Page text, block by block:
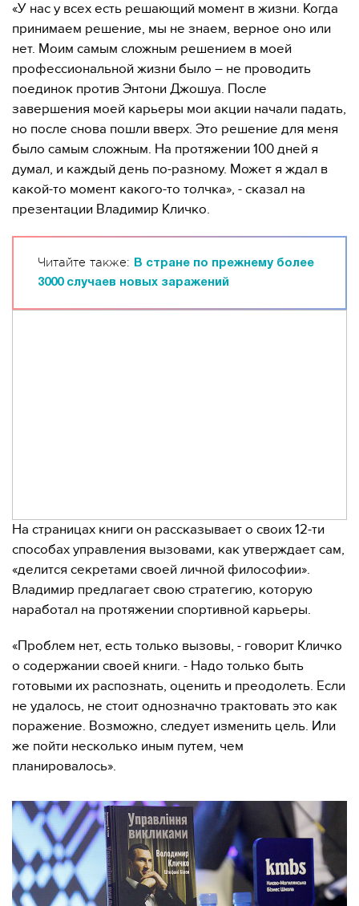
«У нас у всех есть решающий момент в жизни. Когда
принимаем решение, мы не знаем, верное оно или
нет. Моим самым сложным решением в моей
профессиональной жизни было – не проводить
поединок против Энтони Джошуа. После
завершения моей карьеры мои акции начали падать,
но после снова пошли вверх. Это решение для меня
было самым сложным. На протяжении 100 дней я
думал, и каждый день по-разному. Может я ждал в
какой-то момент какого-то толчка», - сказал на
презентации Владимир Кличко.
Читайте также:
В стране по прежнему более
3000 случаев новых заражений
На страницах книги он рассказывает о своих 12-ти
способах управления вызовами, как утверждает сам,
«делится секретами своей личной философии».
Владимир предлагает свою стратегию, которую
наработал на протяжении спортивной карьеры.
«Проблем нет, есть только вызовы, - говорит Кличко
о содержании своей книги. - Надо только быть
готовыми их распознать, оценить и преодолеть. Если
не удалось, не стоит однозначно трактовать это как
поражение. Возможно, следует изменить цель. Или
же пойти несколько иным путем, чем
планировалось».